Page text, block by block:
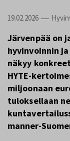
19.02.2026 —
Järvenpää on
hyvinvoinnin
näkyy
miljoonaan
tuloksellaan
manner-